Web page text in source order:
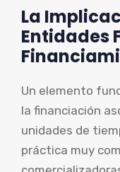
La
Entidades
Un elemento
la financiación
unidades de
práctica muy